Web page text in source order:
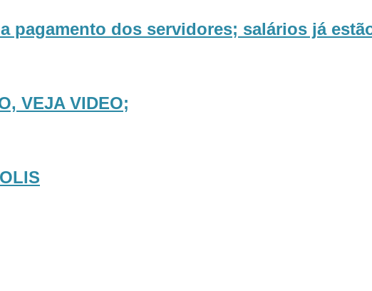
pagamento dos servidores; salários já
VEJA VIDEO;